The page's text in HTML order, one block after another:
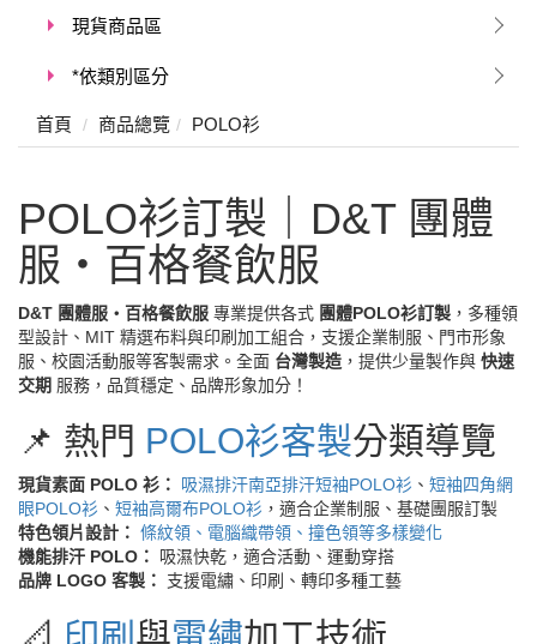
現貨商品區
*依類別區分
首頁 商品總覽 POLO衫
POLO衫訂製｜D&T 團體
服・百格餐飲服
D&T 團體服・百格餐飲服 專業提供各式 團體POLO衫訂製 ，多種領
型設計、MIT 精選布料與印刷加工組合，支援企業制服、門市形象
服、校園活動服等客製需求。全面 台灣製造 ，提供少量製作與 快速
交期 服務，品質穩定、品牌形象加分！
📌 熱門 POLO衫客製分類導覽
現貨素面 POLO 衫： 吸濕排汗南亞排汗短袖POLO衫 、 短袖四角網
眼POLO衫 、 短袖高爾布POLO衫 ，適合企業制服、基礎團服訂製
特色領片設計： 條紋領、電腦織帶領、撞色領等多樣變化
機能排汗 POLO：
吸濕快乾，適合活動、運動穿搭
品牌 LOGO 客製：
支援電繡、印刷、轉印多種工藝